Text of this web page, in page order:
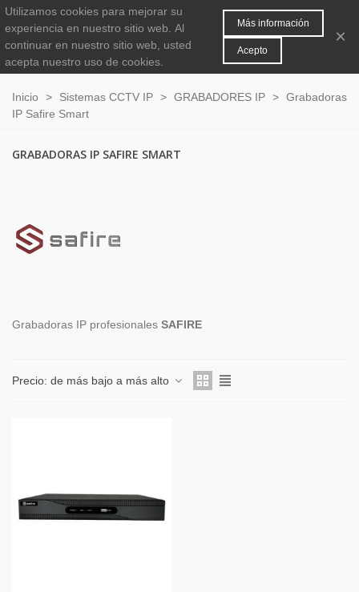
0
Inicio > Sistemas CCTV IP > GRABADORES IP > Grabadoras
IP Safire Smart
GRABADORAS IP SAFIRE SMART
Grabadoras IP profesionales SAFIRE
Precio: de más bajo a más alto
Utilizamos cookies para mejorar su
experiencia en nuestro sitio web. Al
continuar en nuestro sitio web, usted
acepta nuestro uso de cookies.
Más información
Acepto
×